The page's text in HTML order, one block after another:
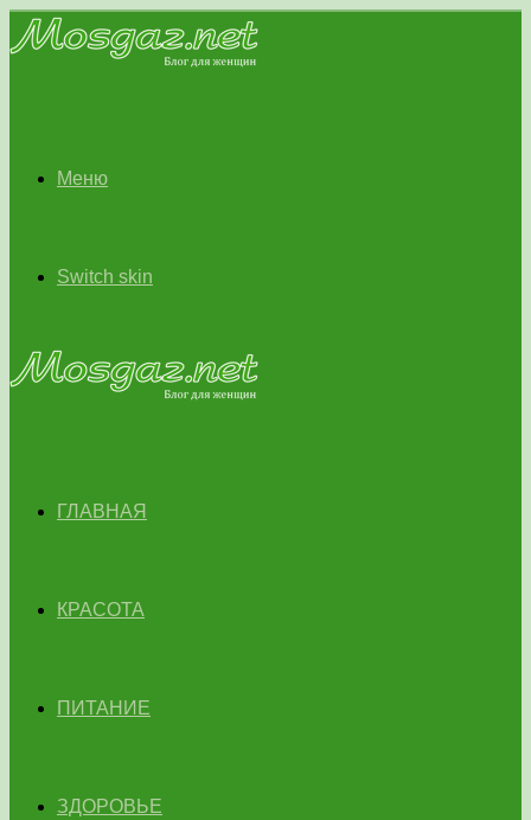
Меню
Switch skin
ГЛАВНАЯ
КРАСОТА
ПИТАНИЕ
ЗДОРОВЬЕ